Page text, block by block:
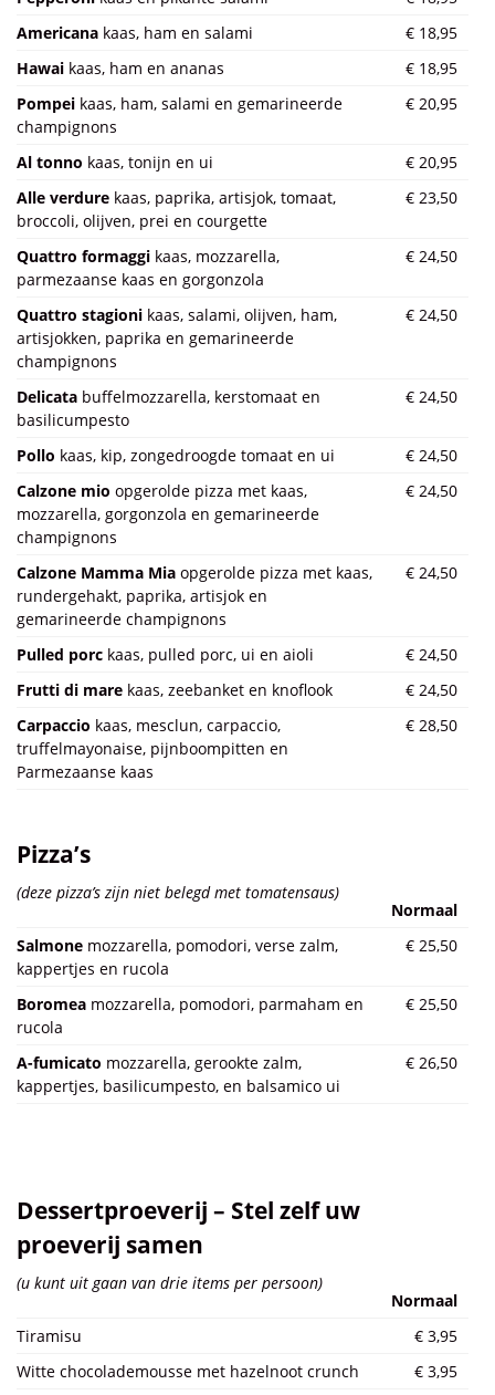
Americana kaas, ham en salami
€ 18,95
Hawai kaas, ham en ananas
€ 18,95
Pompei kaas, ham, salami en gemarineerde
champignons
€ 20,95
Al tonno kaas, tonijn en ui
€ 20,95
Alle verdure kaas, paprika, artisjok, tomaat,
broccoli, olijven, prei en courgette
€ 23,50
Quattro formaggi kaas, mozzarella,
parmezaanse kaas en gorgonzola
€ 24,50
Quattro stagioni kaas, salami, olijven, ham,
artisjokken, paprika en gemarineerde
champignons
€ 24,50
Delicata buffelmozzarella, kerstomaat en
basilicumpesto
€ 24,50
Pollo kaas, kip, zongedroogde tomaat en ui
€ 24,50
Calzone mio opgerolde pizza met kaas,
mozzarella, gorgonzola en gemarineerde
champignons
€ 24,50
Calzone Mamma Mia opgerolde pizza met kaas,
rundergehakt, paprika, artisjok en
gemarineerde champignons
€ 24,50
Pulled porc kaas, pulled porc, ui en aioli
€ 24,50
Frutti di mare kaas, zeebanket en knoflook
€ 24,50
Carpaccio kaas, mesclun, carpaccio,
truffelmayonaise, pijnboompitten en
Parmezaanse kaas
€ 28,50
Pizza’s
(deze pizza’s zijn niet belegd met tomatensaus)
Normaal
Salmone mozzarella, pomodori, verse zalm,
kappertjes en rucola
€ 25,50
Boromea mozzarella, pomodori, parmaham en
rucola
€ 25,50
A-fumicato mozzarella, gerookte zalm,
kappertjes, basilicumpesto, en balsamico ui
€ 26,50
Dessertproeverij – Stel zelf uw
proeverij samen
(u kunt uit gaan van drie items per persoon)
Normaal
Tiramisu
€ 3,95
Witte chocolademousse met hazelnoot crunch
€ 3,95